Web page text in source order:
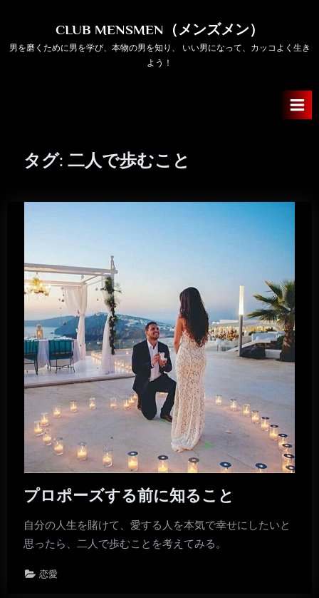
content
CLUB MENSMEN（メンズメン）
男を磨くために男を学び、本物の男を知り、 いい男になって、カッコよく生き
よう！
タグ: 二人で歩むこと
プロポーズする前に知ること
自分の人生を賭けて、愛する人を本気で幸せにしたいと
思ったら、二人で歩むことを考えてみる。
恋愛